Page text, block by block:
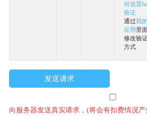
何设置
验证
通过我的
应用 里
修改验
方式
发送请求
向服务器发送真实请求，(将会有扣费情况